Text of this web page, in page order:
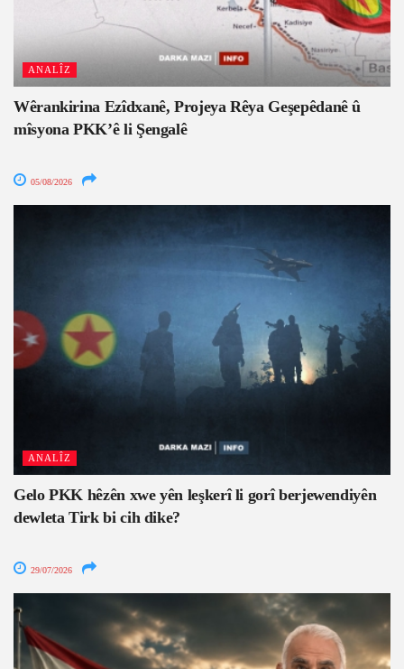
ANALÎZ
Wêrankirina Ezîdxanê, Projeya Rêya Geşepêdanê û
mîsyona PKK’ê li Şengalê
05/08/2026
ANALÎZ
Gelo PKK hêzên xwe yên leşkerî li gorî berjewendiyên
dewleta Tirk bi cih dike?
29/07/2026